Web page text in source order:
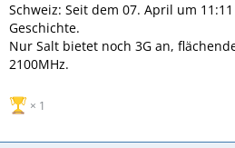
Schweiz: Seit dem 07. April um
Geschichte.
Nur Salt bietet noch 3G an,
2100MHz.
1